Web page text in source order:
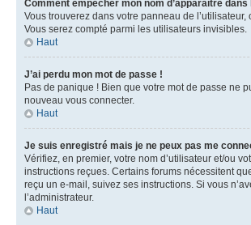
Comment empêcher mon nom d’apparaître
Vous trouverez dans votre panneau de
Vous serez compté parmi les utilisateurs invisibles.
Haut
J’ai perdu mon mot de passe !
Pas de panique ! Bien que votre mot de passe ne
nouveau vous connecter.
Haut
Je suis enregistré mais je ne peux pas me
Vérifiez, en premier, votre nom d’utilisateur et/ou
instructions reçues. Certains forums nécessitent
reçu un e-mail, suivez ses instructions. Si vous
l’administrateur.
Haut